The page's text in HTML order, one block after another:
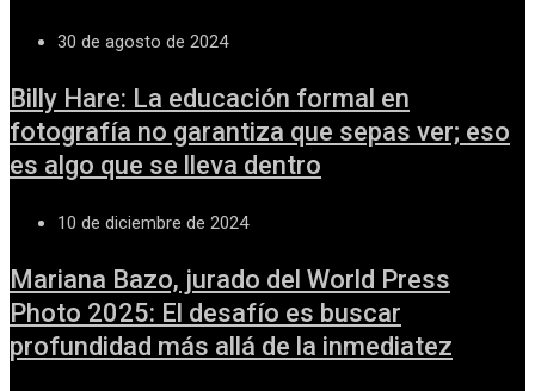
30 de agosto de 2024
Billy Hare: La educación formal en
fotografía no garantiza que sepas ver; eso
es algo que se lleva dentro
10 de diciembre de 2024
Mariana Bazo, jurado del World Press
Photo 2025: El desafío es buscar
profundidad más allá de la inmediatez